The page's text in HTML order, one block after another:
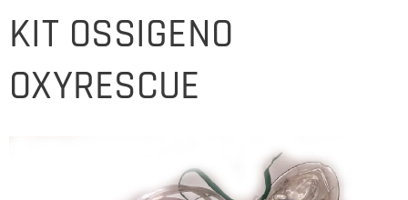
KIT OSSIGENO
OXYRESCUE